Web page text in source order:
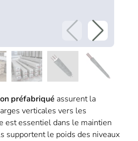
préfabriqué assurent la
verticales vers les
est essentiel dans le maintien
supportent le poids des niveaux